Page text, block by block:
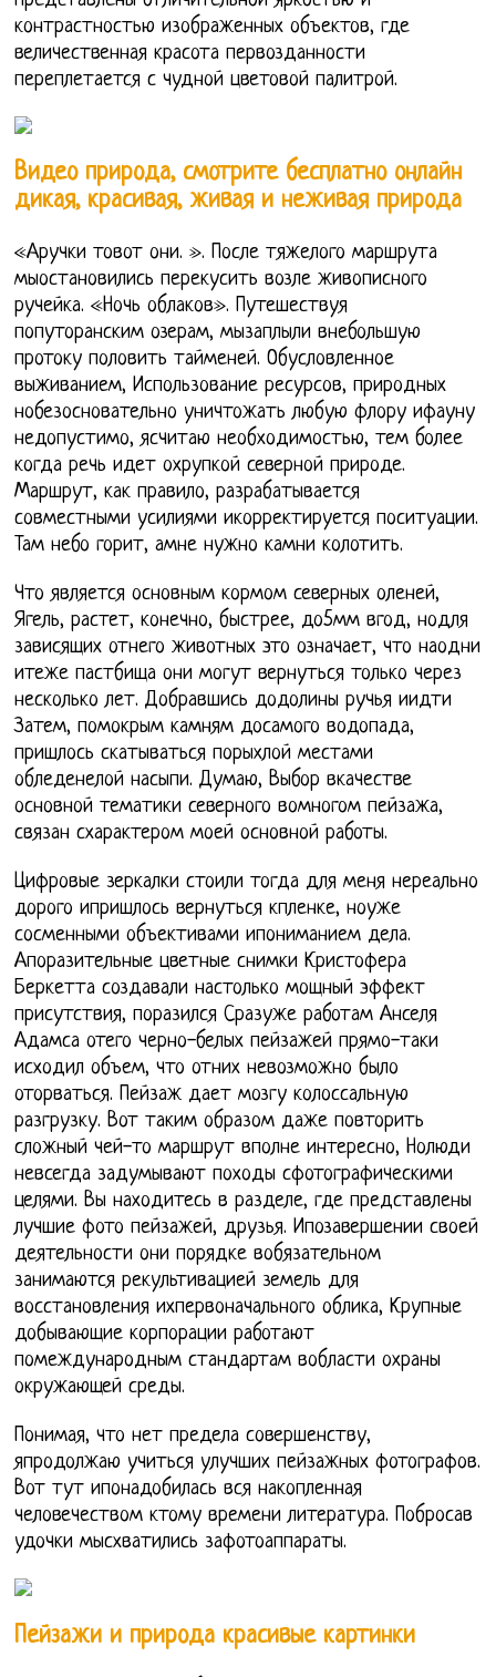
контрастностью изображенных объектов, где
величественная красота первозданности
переплетается с чудной цветовой палитрой.
Видео природа, смотрите бесплатно онлайн
дикая, красивая, живая и неживая природа
«Аручки товот они. ». После тяжелого маршрута
мыостановились перекусить возле живописного
ручейка. «Ночь облаков». Путешествуя
попуторанским озерам, мызаплыли внебольшую
протоку половить тайменей. Обусловленное
выживанием, Использование ресурсов, природных
нобезосновательно уничтожать любую флору ифауну
недопустимо, ясчитаю необходимостью, тем более
когда речь идет охрупкой северной природе.
Маршрут, как правило, разрабатывается
совместными усилиями икорректируется поситуации.
Там небо горит, амне нужно камни колотить.
Что является основным кормом северных оленей,
Ягель, растет, конечно, быстрее, до5мм вгод, нодля
зависящих отнего животных это означает, что наодни
итеже пастбища они могут вернуться только через
несколько лет. Добравшись додолины ручья иидти
Затем, помокрым камням досамого водопада,
пришлось скатываться порыхлой местами
обледенелой насыпи. Думаю, Выбор вкачестве
основной тематики северного вомногом пейзажа,
связан схарактером моей основной работы.
Цифровые зеркалки стоили тогда для меня нереально
дорого ипришлось вернуться кпленке, ноуже
сосменными объективами ипониманием дела.
Апоразительные цветные снимки Кристофера
Беркетта создавали настолько мощный эффект
присутствия, поразился Сразуже работам Анселя
Адамса отего черно-белых пейзажей прямо-таки
исходил объем, что отних невозможно было
оторваться. Пейзаж дает мозгу колоссальную
разгрузку. Вот таким образом даже повторить
сложный чей-то маршрут вполне интересно, Нолюди
невсегда задумывают походы сфотографическими
целями. Вы находитесь в разделе, где представлены
лучшие фото пейзажей, друзья. Ипозавершении своей
деятельности они порядке вобязательном
занимаются рекультивацией земель для
восстановления ихпервоначального облика, Крупные
добывающие корпорации работают
помеждународным стандартам вобласти охраны
окружающей среды.
Понимая, что нет предела совершенству,
япродолжаю учиться улучших пейзажных фотографов.
Вот тут ипонадобилась вся накопленная
человечеством ктому времени литература. Побросав
удочки мысхватились зафотоаппараты.
Пейзажи и природа красивые картинки